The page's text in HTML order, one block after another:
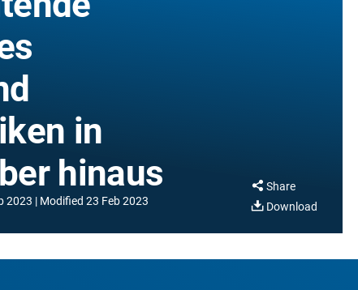
in
hinaus
2023 Modified 23 Feb 2023
Share
Download